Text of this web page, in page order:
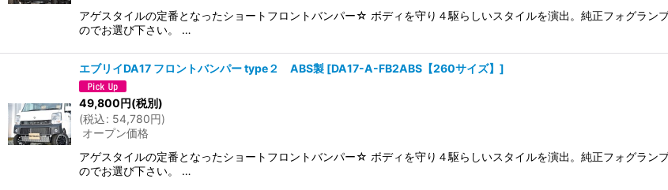
アゲスタイルの定番となったショートフロントバンパー☆ ボディを守り４駆らしいスタイルを演出。純正フォグラン
のでお選び下さい。 …
エブリイDA17 フロントバンパー type２ ABS製 [DA17-A-FB2ABS【260サイズ】 ]
49,800円(税別)
(税込: 54,780円)
オープン価格
アゲスタイルの定番となったショートフロントバンパー☆ ボディを守り４駆らしいスタイルを演出。純正フォグラン
のでお選び下さい。 …